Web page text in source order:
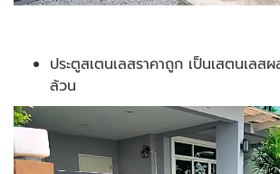
ประตูสเตนเลสราคาถูก เป็นเสตนเลส
ล้วน